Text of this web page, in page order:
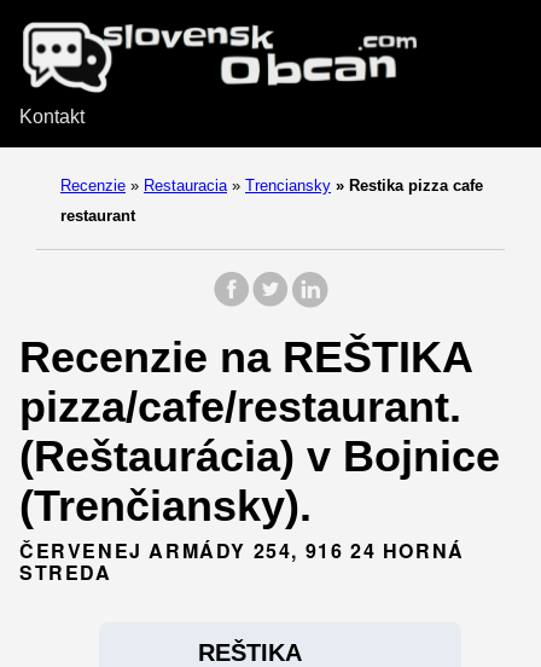
Kontakt
Recenzie » Restauracia » Trenciansky » Restika pizza cafe
restaurant
Recenzie na REŠTIKA
pizza/cafe/restaurant.
(Reštaurácia) v Bojnice
(Trenčiansky).
ČERVENEJ ARMÁDY 254, 916 24 HORNÁ
STREDA
REŠTIKA